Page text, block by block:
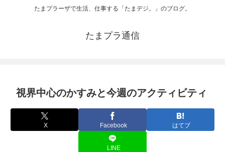
たまプラーザで生活、仕事する「たまデジ。」のブログ。
たまプラ通信
視界中心のかすみと今週のアクティビティ
X Facebook はてブ
LINE